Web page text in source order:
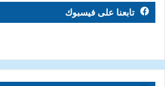
تابعنا على فيسبوك